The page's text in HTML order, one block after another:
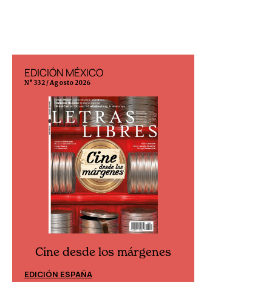
EDICIÓN MÉXICO
N° 332 / Agosto 2026
Cine desde los márgenes
EDICIÓN ESPAÑA